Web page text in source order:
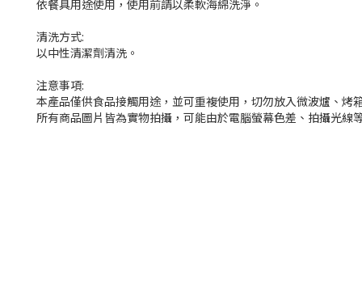
依餐具用途使用，使用前請以柔軟海綿洗淨。
清洗方式:
以中性清潔劑清洗。
注意事項:
本產品僅供食品接觸用途，並可重複使用，切勿放入微波爐、
所有商品圖片皆為實物拍攝，可能由於電腦螢幕色差 、拍攝光線